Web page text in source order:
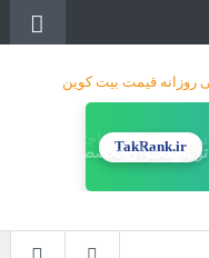
تولید محتوای تخصصی
TakRank.ir